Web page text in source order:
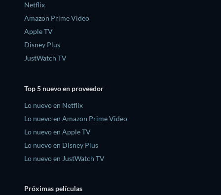
Netflix
Amazon Prime Video
Apple TV
Disney Plus
JustWatch TV
Top 5 nuevo en proveedor
Lo nuevo en Netflix
Lo nuevo en Amazon Prime Video
Lo nuevo en Apple TV
Lo nuevo en Disney Plus
Lo nuevo en JustWatch TV
Próximas películas